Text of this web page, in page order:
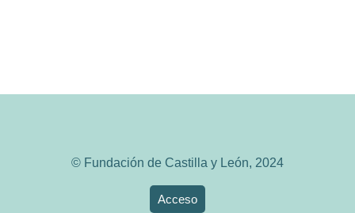
© Fundación de Castilla y León, 2024
Acceso